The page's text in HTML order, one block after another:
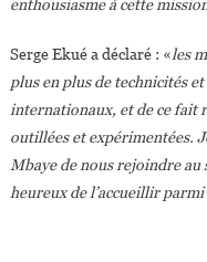
enthousiasme à cette
Serge Ekué a déclaré : «les
plus en plus de technicités
internationaux, et de ce fait
outillées et expérimentées.
Mbaye de nous rejoindre au
heureux de l’accueillir parmi